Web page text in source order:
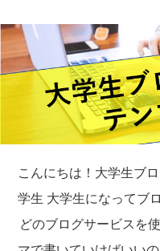
こんにちは！大学生ブ
学生 大学生になってブ
どのブログサービスを